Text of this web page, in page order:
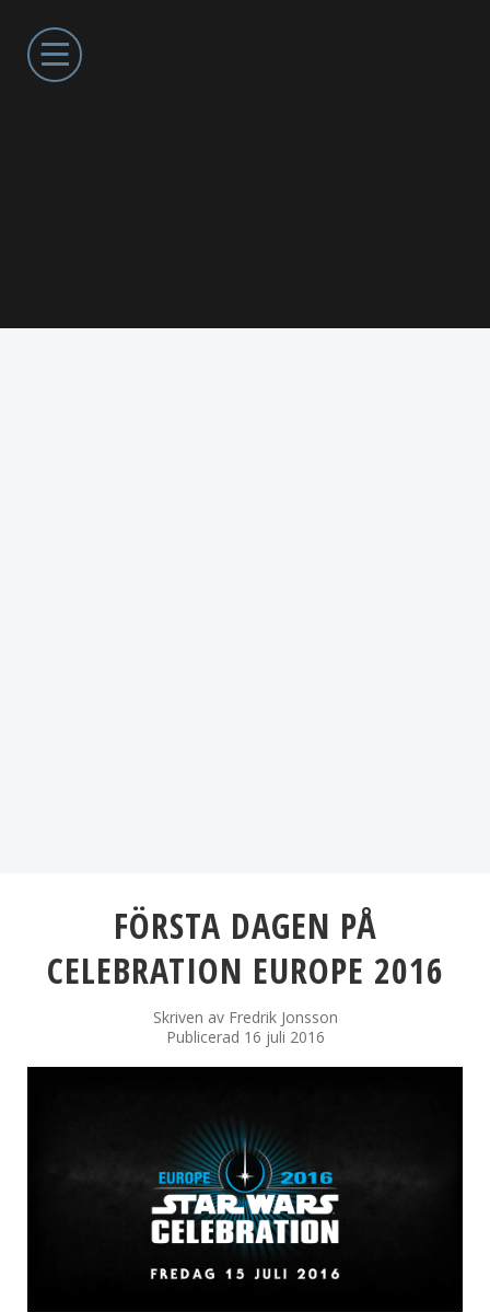
FÖRSTA DAGEN PÅ
CELEBRATION EUROPE 2016
Skriven av Fredrik Jonsson
Publicerad 16 juli 2016